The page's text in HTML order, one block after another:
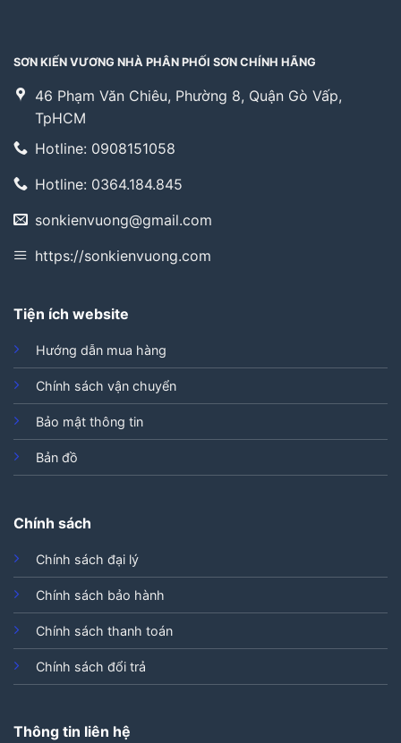
SƠN KIẾN VƯƠNG NHÀ PHÂN PHỐI SƠN CHÍNH HÃNG
46 Phạm Văn Chiêu, Phường 8, Quận Gò Vấp,
TpHCM
Hotline: 0908151058
Hotline: 0364.184.845
sonkienvuong@gmail.com
https://sonkienvuong.com
Tiện ích website
Hướng dẫn mua hàng
Chính sách vận chuyển
Bảo mật thông tin
Bản đồ
Chính sách
Chính sách đại lý
Chính sách bảo hành
Chính sách thanh toán
Chính sách đổi trả
Thông tin liên hệ